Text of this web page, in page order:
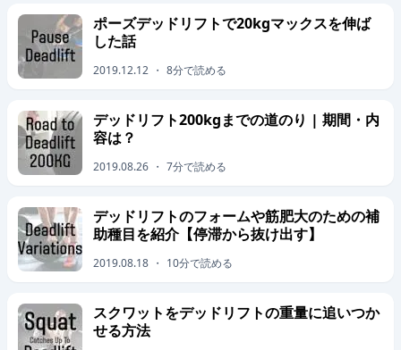
ポーズデッドリフトで20kgマックスを伸ば
した話
2019.12.12 ・ 8分で読める
デッドリフト200kgまでの道のり | 期間・内
容は？
2019.08.26 ・ 7分で読める
デッドリフトのフォームや筋肥大のための補
助種目を紹介【停滞から抜け出す】
2019.08.18 ・ 10分で読める
スクワットをデッドリフトの重量に追いつか
せる方法